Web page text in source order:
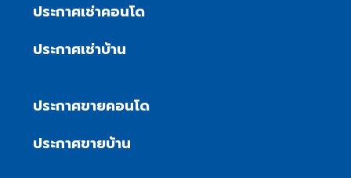
ประกาศเช่าคอนโด
ประกาศเช่าบ้าน
ประกาศขายคอนโด
ประกาศขายบ้าน